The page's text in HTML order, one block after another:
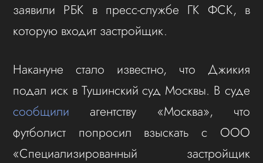
заявили РБК в пресс-службе ГК ФСК, в
которую входит застройщик.
Накануне стало известно, что Джикия
подал иск в Тушинский суд Москвы. В суде
сообщили агентству «Москва», что
футболист попросил взыскать с ООО
«Специализированный застройщик